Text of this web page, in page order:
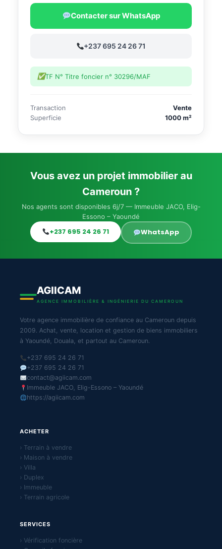
Contacter sur WhatsApp
+237 695 24 26 71
TF N° Titre foncier n° 30296/MAF
Transaction
Vente
Superficie
1000 m²
Vous avez un projet immobilier au
Cameroun ?
Nos agents sont disponibles 6j/7 — Immeuble JACO, Elig-
Essono – Yaoundé
+237 695 24 26 71 WhatsApp
AGIICAM
AGENCE IMMOBILIÈRE & INGÉNIERIE DU CAMEROUN
Votre agence immobilière de confiance au Cameroun depuis
2009. Achat, vente, location et gestion de biens immobiliers
à Yaoundé, Douala, et partout au Cameroun.
+237 695 24 26 71
+237 695 24 26 71
contact@agiicam.com
Immeuble JACO, Elig-Essono – Yaoundé
https://agiicam.com
ACHETER
› Terrain à vendre
› Maison à vendre
› Villa
› Duplex
› Immeuble
› Terrain agricole
SERVICES
› Vérification foncière